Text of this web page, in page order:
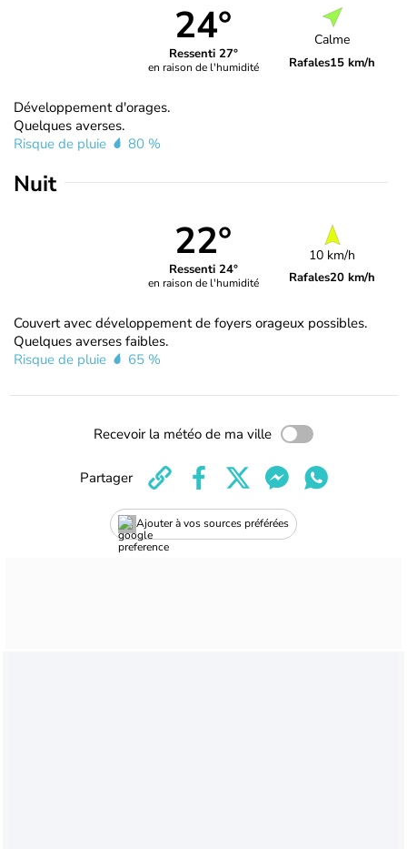
24°
Ressenti 27°
en raison de l'humidité
Calme
Rafales15 km/h
Développement d'orages.
Quelques averses.
Risque de pluie
80 %
Nuit
22°
Ressenti 24°
en raison de l'humidité
10 km/h
Rafales20 km/h
Couvert avec développement de foyers orageux possibles.
Quelques averses faibles.
Risque de pluie
65 %
Recevoir la météo de ma ville
Ajouter à vos sources préférées
Partager